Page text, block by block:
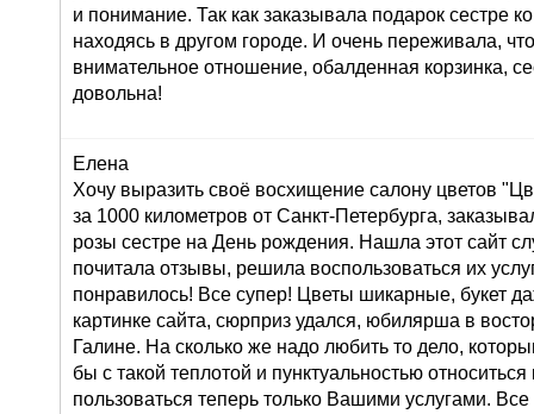
и понимание. Так как заказывала подарок сестре
находясь в другом городе. И очень переживала,
внимательное отношение, обалденная корзинка,
довольна!
Елена
Хочу выразить своё восхищение салону цветов
за 1000 километров от Санкт-Петербурга,
розы сестре на День рождения. Нашла этот сайт
почитала отзывы, решила воспользоваться их
понравилось! Все супер! Цветы шикарные, букет
картинке сайта, сюрприз удался, юбилярша в
Галине. На сколько же надо любить то дело,
бы с такой теплотой и пунктуальностью
пользоваться теперь только Вашими услугами.